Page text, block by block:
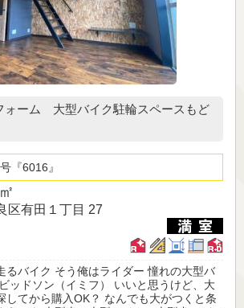
ォーム 大型バイク駐輪スペースもど
6016
区有田１丁目 27
るバイク そう俺はライダー 憧れの大型バ
ッドソン（イミフ） いいと思うけど、大
してから購入OK？ なんでも大がつくと条